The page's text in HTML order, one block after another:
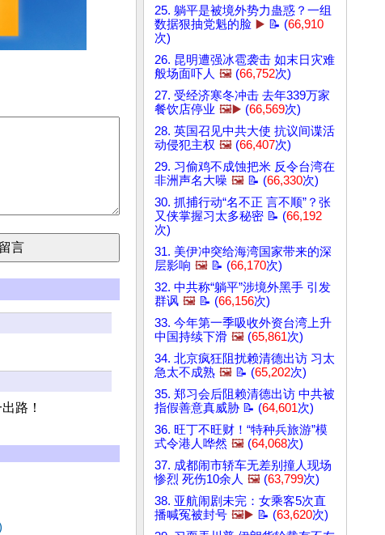
路！
25. 躺平是被境外势力蛊惑？一组
数据狠抽党魁的脸 ▶️ 📝 (66,910
次)
26. 昆明遭强冰雹袭击 如末日灾难
般场面吓人 🖼️ (66,752次)
27. 受经济寒冬冲击 去年339万家
餐饮店停业 🖼️▶️ (66,569次)
28. 英国召见中共大使 抗议间谍活
动侵犯主权 🖼️ (66,407次)
29. 习偷鸡不成蚀把米 反令台湾在
非洲声名大噪 🖼️ 📝 (66,330次)
30. 抓捕行动“名不正 言不顺”？张
又侠掌握习太多秘密 📝 (66,192
次)
31. 美伊冲突给海湾国家带来的深
层影响 🖼️ 📝 (66,170次)
32. 中共称“躺平”涉境外黑手 引发
群讽 🖼️ 📝 (66,156次)
33. 今年第一季吸收外资台湾上升
中国持续下滑 🖼️ (65,861次)
34. 北京疯狂阻扰赖清德出访 习太
急太不成熟 🖼️ 📝 (65,202次)
35. 郑习会后阻赖清德出访 中共被
指假善意真威胁 📝 (64,601次)
36. 旺丁不旺财！“特种兵旅游”模
式令港人哗然 🖼️ (64,068次)
37. 成都闹市轿车无差别撞人现场
惨烈 死伤10余人 🖼️ (63,799次)
38. 亚航闹剧未完：女乘客5次直
播喊冤被封号 🖼️▶️ 📝 (63,620次)